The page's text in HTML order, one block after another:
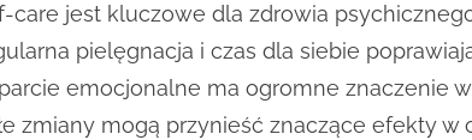
care jest kluczowe dla zdrowia
pielęgnacja i czas dla siebie
emocjonalne ma ogromne znaczenie
zmiany mogą przynieść znaczące efekty w